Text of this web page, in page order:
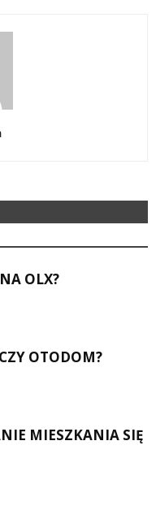
OLX?
OTODOM?
MIESZKANIA SIĘ